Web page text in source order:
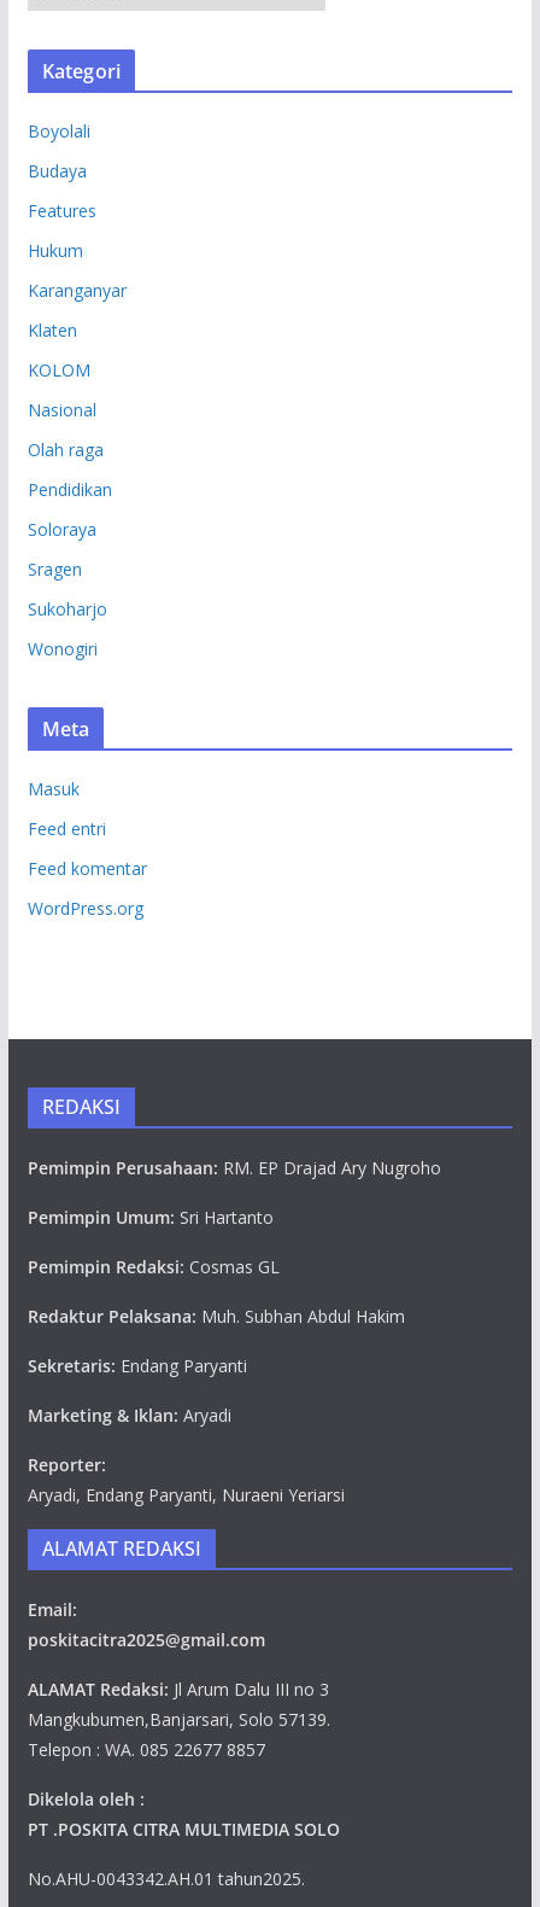
R
S
Kategori
Boyolali
Budaya
Features
Hukum
Karanganyar
Klaten
KOLOM
Nasional
Olah raga
Pendidikan
Soloraya
Sragen
Sukoharjo
Wonogiri
Meta
Masuk
Feed entri
Feed komentar
WordPress.org
REDAKSI
Pemimpin Perusahaan: RM. EP Drajad Ary Nugroho
Pemimpin Umum: Sri Hartanto
Pemimpin Redaksi: Cosmas GL
Redaktur Pelaksana: Muh. Subhan Abdul Hakim
Sekretaris: Endang Paryanti
Marketing & Iklan: Aryadi
Reporter:
Aryadi, Endang Paryanti, Nuraeni Yeriarsi
ALAMAT REDAKSI
Email:
poskitacitra2025@gmail.com
ALAMAT Redaksi: Jl Arum Dalu III no 3
Mangkubumen,Banjarsari, Solo 57139.
Telepon : WA. 085 22677 8857
Dikelola oleh :
PT .POSKITA CITRA MULTIMEDIA SOLO
No.AHU-0043342.AH.01 tahun2025.